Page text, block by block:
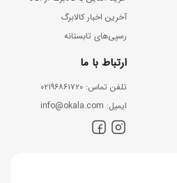
آخرین اخبار کالابرگ
رسپی‌های تابستانه
ارتباط با ما
ﺗﻠﻔﻦ ﺗﻤﺎس: ۰۲۱۹۶۸۶۱۷۲۰
اﯾﻤﯿﻞ: info@okala.com